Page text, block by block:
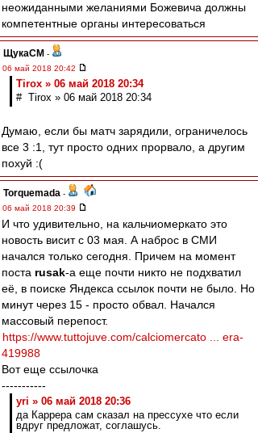
неожиданными желаниями Божевича должны
компетентные органы интересоваться
ЩукаСМ -
06 май 2018 20:42
Tirox » 06 май 2018 20:34
# Tirox » 06 май 2018 20:34
Думаю, если бы матч зарядили, ограничелось
все 3 :1, тут просто одних прорвало, а другим
похуй :(
Torquemada -
06 май 2018 20:39
И что удивительно, на кальчиомеркато это
новость висит с 03 мая. А наброс в СМИ
начался только сегодня. Причем на момент
поста rusak-а еще почти никто не подхватил
её, в поиске Яндекса ссылок почти не было. Но
минут через 15 - просто обвал. Начался
массовый перепост.
https://www.tuttojuve.com/calciomercato ... era-
419988
Вот еще ссылочка
-----------
yri » 06 май 2018 20:36
да Каррера сам сказал на прессухе что если
вдруг предложат, соглашусь.